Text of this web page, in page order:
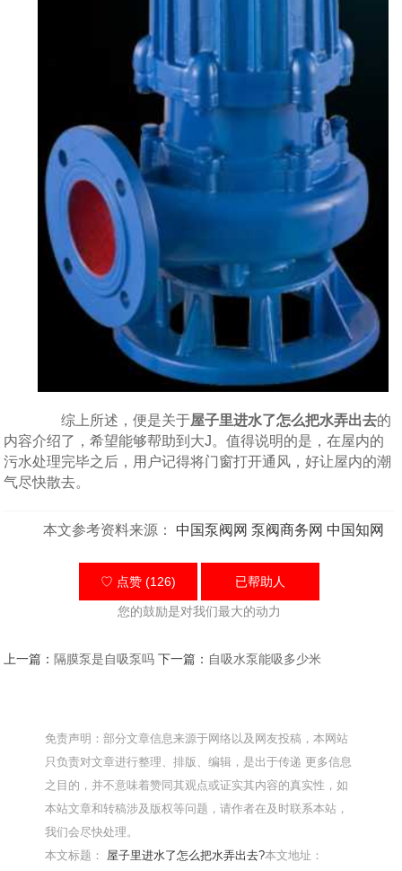
综上所述，便是关于屋子里进水了怎么把水弄出去的
内容介绍了，希望能够帮助到大J。值得说明的是，在屋内的
污水处理完毕之后，用户记得将门窗打开通风，好让屋内的潮
气尽快散去。
本文参考资料来源： 中国泵阀网 泵阀商务网 中国知网
♡ 点赞 (126) 已帮助人
您的鼓励是对我们最大的动力
上一篇： 隔膜泵是自吸泵吗 下一篇： 自吸水泵能吸多少米
免责声明：部分文章信息来源于网络以及网友投稿，本网站
只负责对文章进行整理、排版、编辑，是出于传递 更多信息
之目的，并不意味着赞同其观点或证实其内容的真实性，如
本站文章和转稿涉及版权等问题，请作者在及时联系本站，
我们会尽快处理。
本文标题： 屋子里进水了怎么把水弄出去?本文地址：